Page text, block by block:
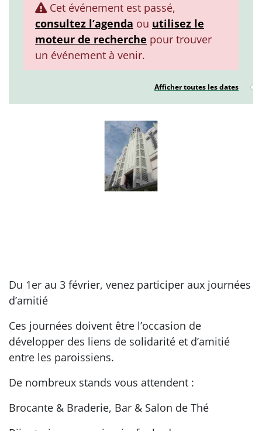
Cet événement est passé,
consultez l’agenda ou utilisez le
moteur de recherche pour trouver
un événement à venir.
Afficher toutes les dates
Du 1er au 3 février, venez participer aux journées
d’amitié
Ces journées doivent être l’occasion de
développer des liens de solidarité et d’amitié
entre les paroissiens.
De nombreux stands vous attendent :
Brocante & Braderie, Bar & Salon de Thé